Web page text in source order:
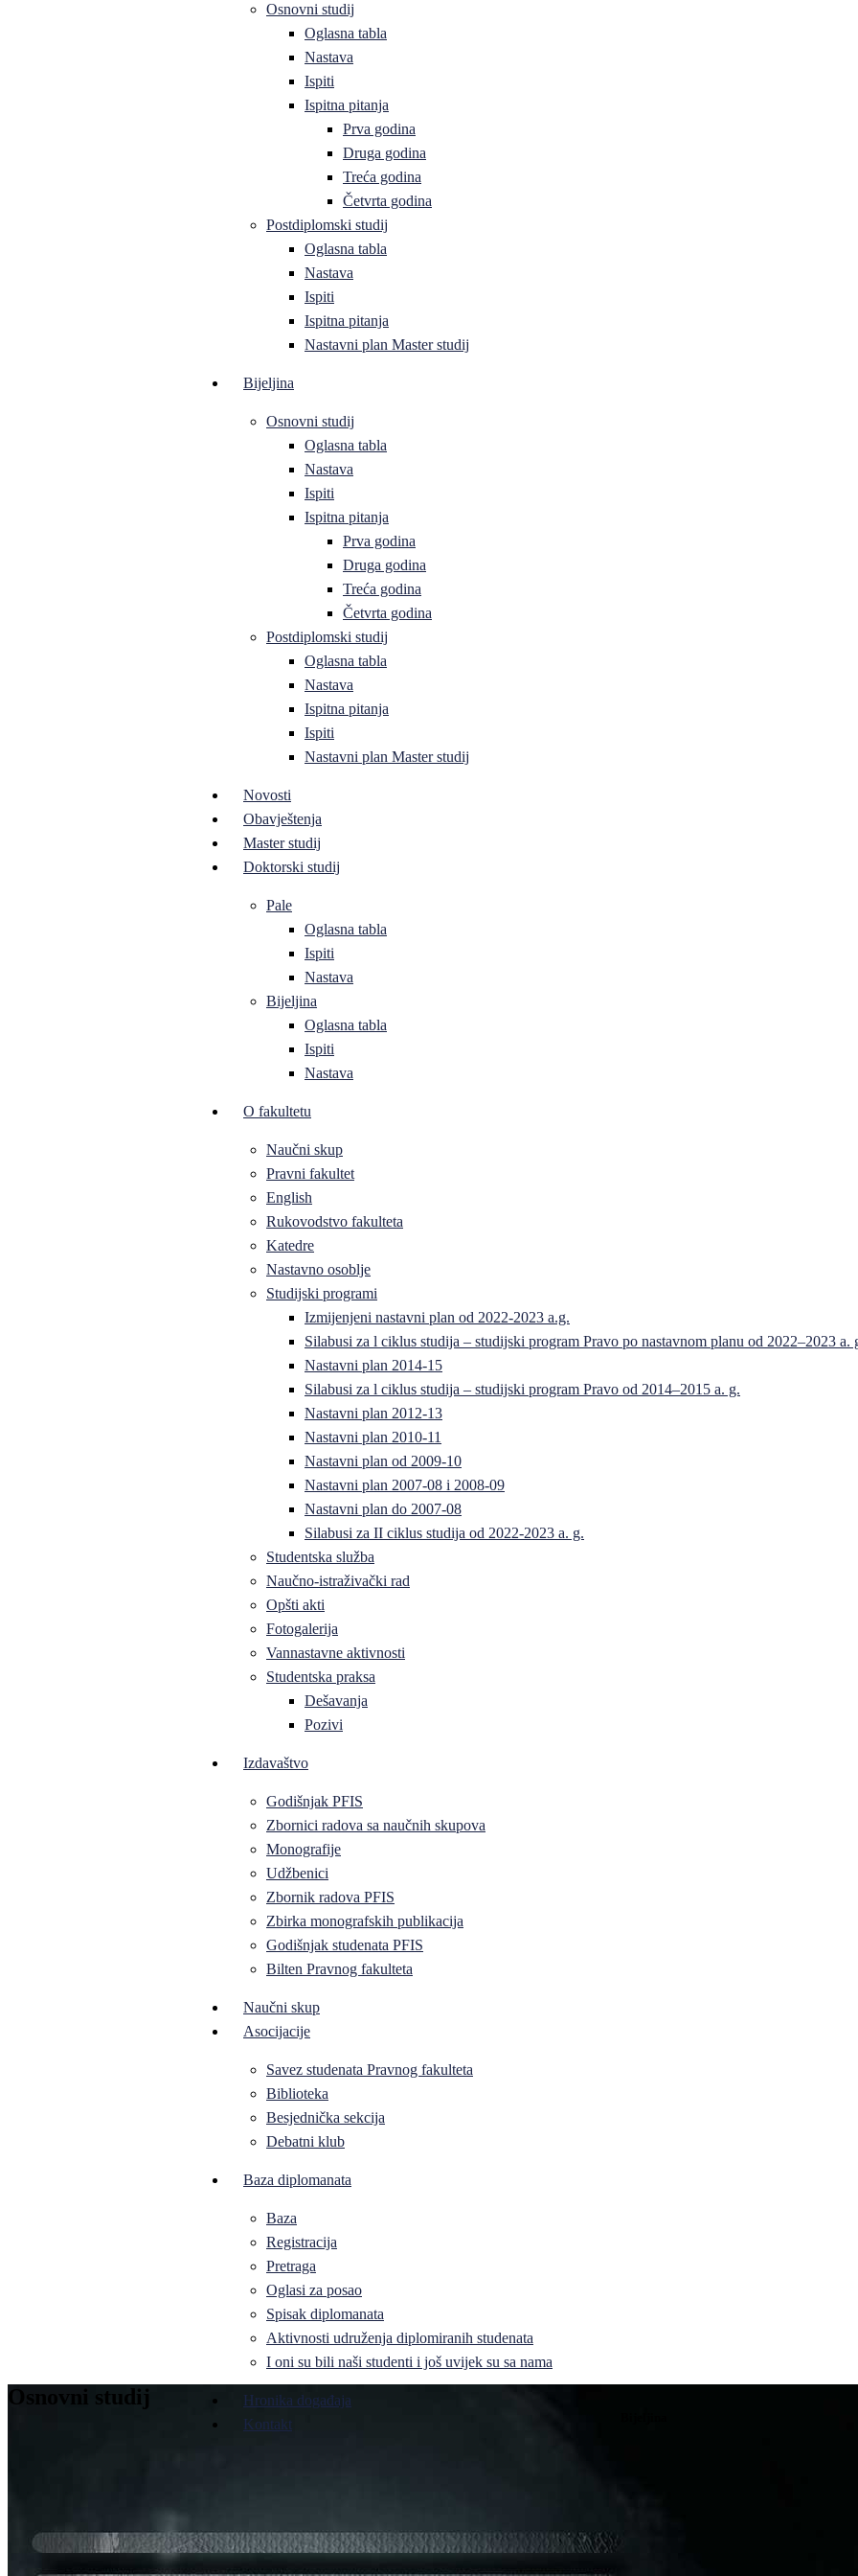
Osnovni studij
Oglasna tabla
Nastava
Ispiti
Ispitna pitanja
Prva godina
Druga godina
Treća godina
Četvrta godina
Postdiplomski studij
Oglasna tabla
Nastava
Ispiti
Ispitna pitanja
Nastavni plan Master studij
Bijeljina
Osnovni studij
Oglasna tabla
Nastava
Ispiti
Ispitna pitanja
Prva godina
Druga godina
Treća godina
Četvrta godina
Postdiplomski studij
Oglasna tabla
Nastava
Ispitna pitanja
Ispiti
Nastavni plan Master studij
Novosti
Obavještenja
Master studij
Doktorski studij
Pale
Oglasna tabla
Ispiti
Nastava
Bijeljina
Oglasna tabla
Ispiti
Nastava
O fakultetu
Naučni skup
Pravni fakultet
English
Rukovodstvo fakulteta
Katedre
Nastavno osoblje
Studijski programi
Izmijenjeni nastavni plan od 2022-2023 a.g.
Silabusi za l ciklus studija – studijski program Pravo po nastavnom planu od 2022–2023 a.
Nastavni plan 2014-15
Silabusi za l ciklus studija – studijski program Pravo od 2014–2015 a. g.
Nastavni plan 2012-13
Nastavni plan 2010-11
Nastavni plan od 2009-10
Nastavni plan 2007-08 i 2008-09
Nastavni plan do 2007-08
Silabusi za II ciklus studija od 2022-2023 a. g.
Studentska služba
Naučno-istraživački rad
Opšti akti
Fotogalerija
Vannastavne aktivnosti
Studentska praksa
Dešavanja
Pozivi
Izdavaštvo
Godišnjak PFIS
Zbornici radova sa naučnih skupova
Monografije
Udžbenici
Zbornik radova PFIS
Zbirka monografskih publikacija
Godišnjak studenata PFIS
Bilten Pravnog fakulteta
Naučni skup
Asocijacije
Savez studenata Pravnog fakulteta
Biblioteka
Besjednička sekcija
Debatni klub
Baza diplomanata
Baza
Registracija
Pretraga
Oglasi za posao
Spisak diplomanata
Aktivnosti udruženja diplomiranih studenata
I oni su bili naši studenti i još uvijek su sa nama
Hronika događaja
Kontakt
Osnovni studij